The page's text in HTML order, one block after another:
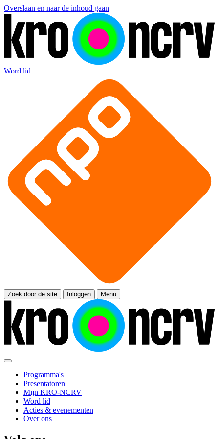
Overslaan en naar de inhoud gaan
Word lid
Zoek door de site Inloggen Menu
Programma's
Presentatoren
Mijn KRO-NCRV
Word lid
Acties & evenementen
Over ons